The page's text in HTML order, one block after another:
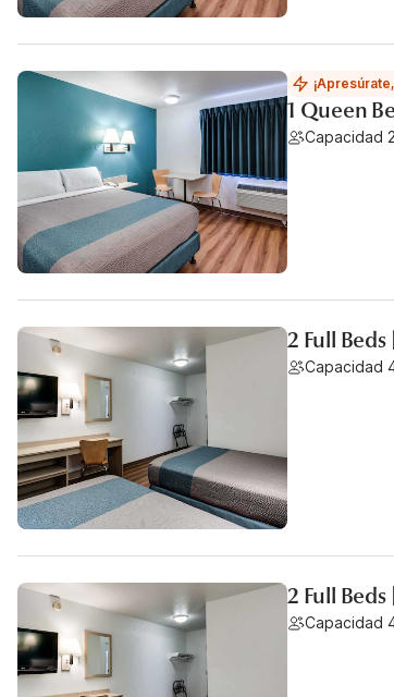
1 Queen
Capacidad 2
2 Full
Capacidad
2 Full
Capacidad